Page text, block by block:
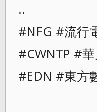
..
#NFG #流
#CWNTP #
#EDN #東